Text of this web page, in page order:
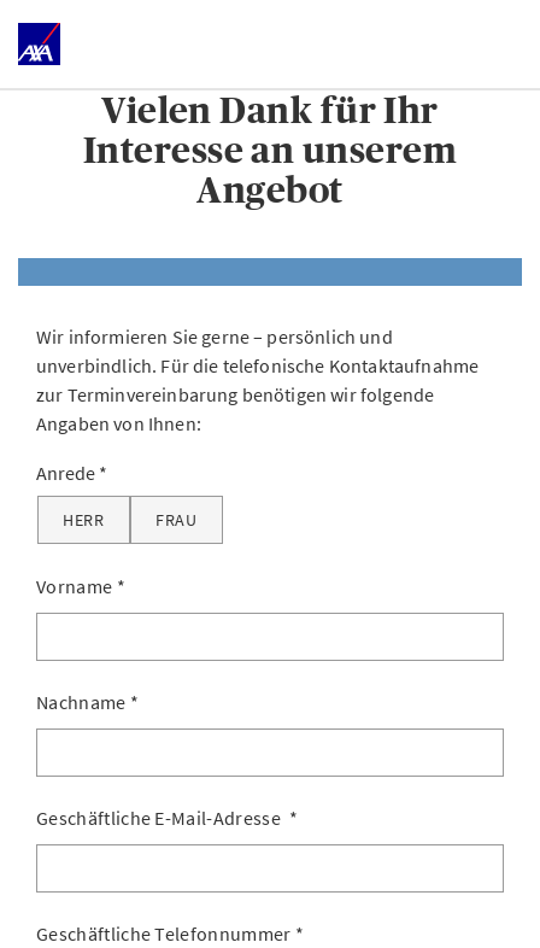
Vielen Dank für Ihr
Interesse an unserem
Angebot
Wir informieren Sie gerne – persönlich und
unverbindlich. Für die telefonische Kontaktaufnahme
zur Terminvereinbarung benötigen wir folgende
Angaben von Ihnen:
Anrede
HERR FRAU
Vorname *
Nachname *
Geschäftliche E-Mail-Adresse *
Geschäftliche Telefonnummer *